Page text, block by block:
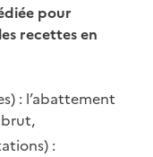
pour
recettes en
: l’abattement
brut,
: